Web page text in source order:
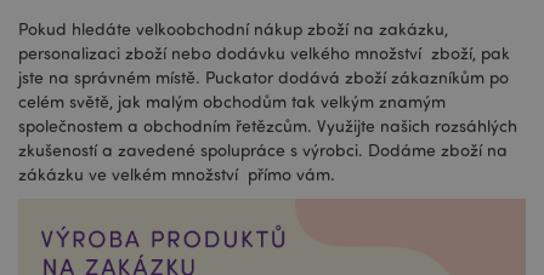
Pokud hledáte velkoobchodní nákup zboží na zakázku,
personalizaci zboží nebo dodávku velkého množství zboží, pak
jste na správném místě. Puckator dodává zboží zákazníkům po
celém světě, jak malým obchodům tak velkým znamým
společnostem a obchodním řetězcům. Využijte našich rozsáhlých
zkušeností a zavedené spolupráce s výrobci. Dodáme zboží na
zákázku ve velkém množství přímo vám.